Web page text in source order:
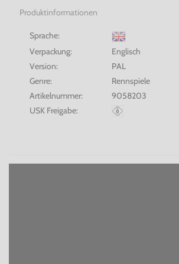
Produktinformationen
Sprache:
Verpackung:
Englisch
Version:
PAL
Genre:
Rennspiele
Artikelnummer:
9058203
USK Freigabe: